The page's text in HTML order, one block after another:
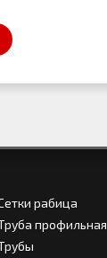
рабица
профильная